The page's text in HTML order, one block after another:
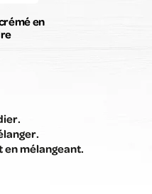
en
mélangeant.